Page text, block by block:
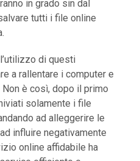
in grado sin dal
tutti i file online
di questi
a rallentare i computer e
Non è così, dopo il primo
solamente i file
ad alleggerire le
influire negativamente
online affidabile ha